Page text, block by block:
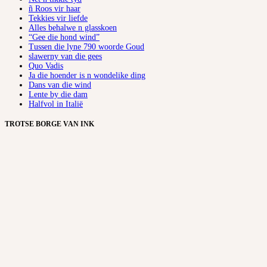
ñ Roos vir haar
Tekkies vir liefde
Alles behalwe n glasskoen
“Gee die hond wind”
Tussen die lyne 790 woorde Goud
slawerny van die gees
Quo Vadis
Ja die hoender is n wondelike ding
Dans van die wind
Lente by die dam
Halfvol in Italië
TROTSE BORGE VAN INK